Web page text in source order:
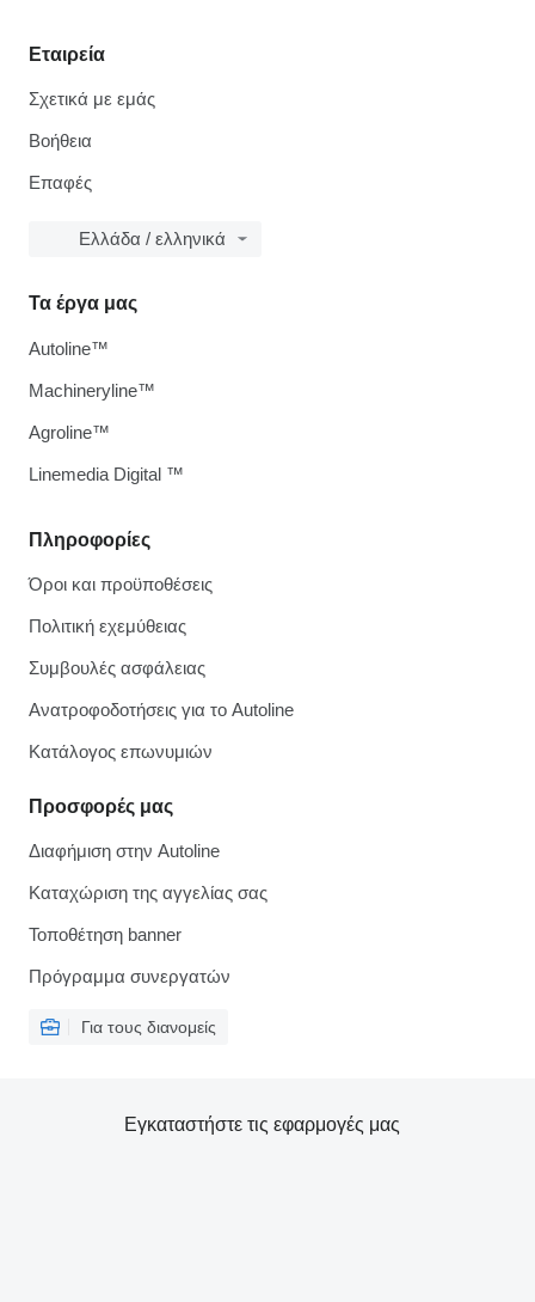
Εταιρεία
Σχετικά με εμάς
Βοήθεια
Επαφές
Ελλάδα / ελληνικά
Πληροφορίες
Όροι και προϋποθέσεις
Πολιτική εχεμύθειας
Συμβουλές ασφάλειας
Ανατροφοδοτήσεις για το Autoline
Κατάλογος επωνυμιών
Προσφορές μας
Διαφήμιση στην Autoline
Καταχώριση της αγγελίας σας
Τοποθέτηση banner
Πρόγραμμα συνεργατών
Για τους διανομείς
Τα έργα μας
Autoline™
Machineryline™
Agroline™
Linemedia Digital ™
Εγκαταστήστε τις εφαρμογές μας